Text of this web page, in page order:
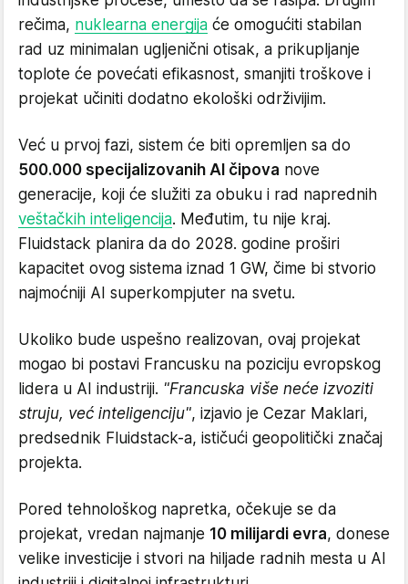
rečima, nuklearna energija će omogućiti stabilan
rad uz minimalan ugljenični otisak, a prikupljanje
toplote će povećati efikasnost, smanjiti troškove i
projekat učiniti dodatno ekološki održivijim.
Već u prvoj fazi, sistem će biti opremljen sa do
500.000 specijalizovanih AI čipova nove
generacije, koji će služiti za obuku i rad naprednih
veštačkih inteligencija. Međutim, tu nije kraj.
Fluidstack planira da do 2028. godine proširi
kapacitet ovog sistema iznad 1 GW, čime bi stvorio
najmoćniji AI superkompjuter na svetu.
Ukoliko bude uspešno realizovan, ovaj projekat
mogao bi postavi Francusku na poziciju evropskog
lidera u AI industriji. "Francuska više neće izvoziti
struju, već inteligenciju", izjavio je Cezar Maklari,
predsednik Fluidstack-a, ističući geopolitički značaj
projekta.
Pored tehnološkog napretka, očekuje se da
projekat, vredan najmanje 10 milijardi evra, donese
velike investicije i stvori na hiljade radnih mesta u AI